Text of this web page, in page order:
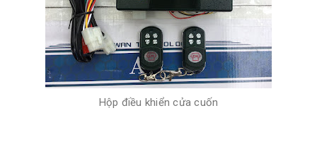
Hộp điều khiển cửa cuốn